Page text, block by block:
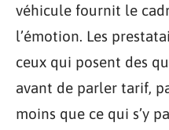
véhicule fournit le
l’émotion. Les
ceux qui posent des
avant de parler tarif,
moins que ce qui s’y